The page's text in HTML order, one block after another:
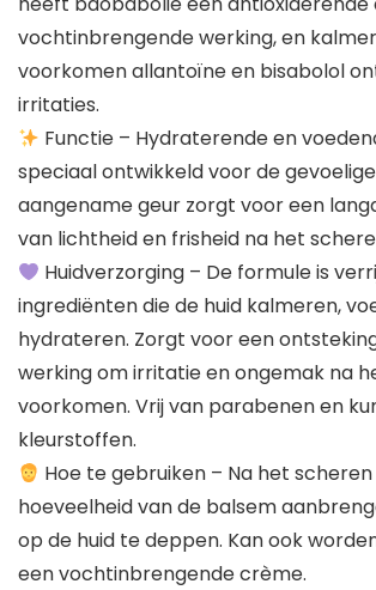
vochtinbrengende werking, en
voorkomen allantoïne en bisabolol
irritaties.
Functie – Hydraterende en
speciaal ontwikkeld voor de
aangename geur zorgt voor een
van lichtheid en frisheid na het
Huidverzorging – De formule is
ingrediënten die de huid kalmeren,
hydrateren. Zorgt voor een
werking om irritatie en ongemak na
voorkomen. Vrij van parabenen en
kleurstoffen.
Hoe te gebruiken – Na het
hoeveelheid van de balsem
op de huid te deppen. Kan ook
een vochtinbrengende crème.